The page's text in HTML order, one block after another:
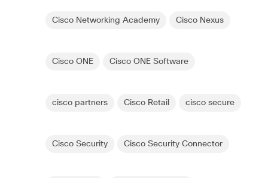
Cisco Networking Academy Cisco Nexus
Cisco ONE Cisco ONE Software
cisco partners Cisco Retail cisco secure
Cisco Security Cisco Security Connector